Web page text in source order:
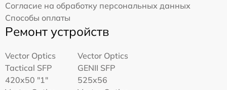
Согласие на обработку персональных данных
Способы оплаты
Ремонт устройств
Vector Optics
Tactical SFP
420x50 "1"
Vector Optics
GENII SFP
525x56